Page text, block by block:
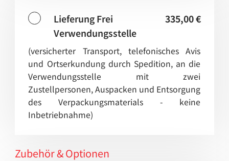
Lieferung Frei
Verwendungsstelle
(versicherter Transport, telefonisches Avis
und Ortserkundung durch Spedition, an die
Verwendungsstelle mit zwei
Zustellpersonen, Auspacken und Entsorgung
des Verpackungsmaterials - keine
Inbetriebnahme)
335,00 €
Zubehör & Optionen